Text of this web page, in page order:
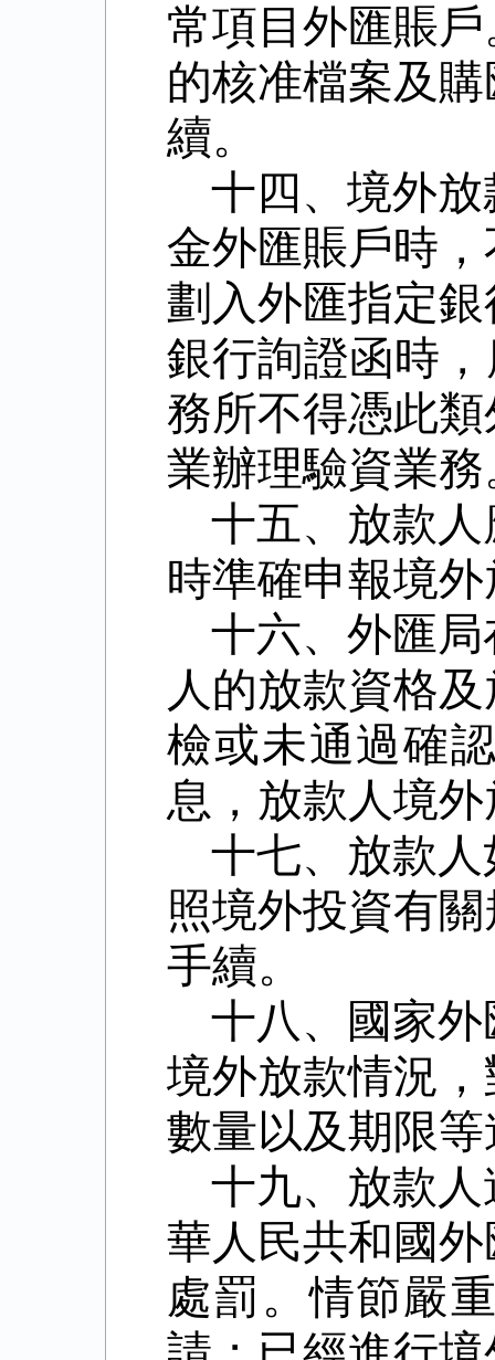
常項目外匯賬
的核准檔案及
續。
十四、境外
金外匯賬戶時
劃入外匯指定
銀行詢證函時
務所不得憑此
業辦理驗資業務
十五、放款
時準確申報境
十六、外匯
人的放款資格
檢或未通過確
息，放款人境
十七、放款
照境外投資有
手續。
十八、國家
境外放款情況
數量以及期限
十九、放款
華人民共和國
處罰。情節嚴